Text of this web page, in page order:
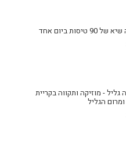
ביום אחד
- מוזיקה ותקווה בקריית
הגליל